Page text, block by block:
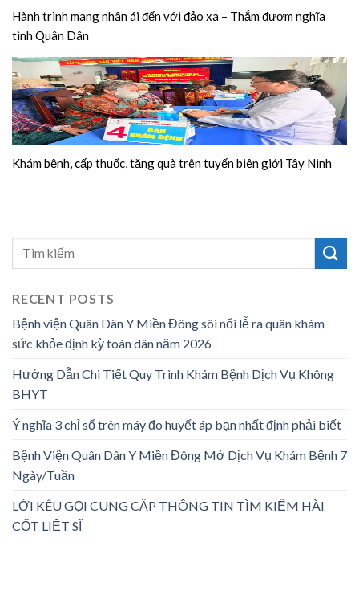
Hành trình mang nhân ái đến với đảo xa – Thắm đượm nghĩa
tình Quân Dân
Khám bệnh, cấp thuốc, tặng quà trên tuyến biên giới Tây Ninh
RECENT POSTS
Bệnh viện Quân Dân Y Miền Đông sôi nổi lễ ra quân khám
sức khỏe định kỳ toàn dân năm 2026
Hướng Dẫn Chi Tiết Quy Trình Khám Bệnh Dịch Vụ Không
BHYT
Ý nghĩa 3 chỉ số trên máy đo huyết áp bạn nhất định phải biết
Bệnh Viện Quân Dân Y Miền Đông Mở Dịch Vụ Khám Bệnh 7
Ngày/Tuần
LỜI KÊU GỌI CUNG CẤP THÔNG TIN TÌM KIẾM HÀI
CỐT LIỆT SĨ